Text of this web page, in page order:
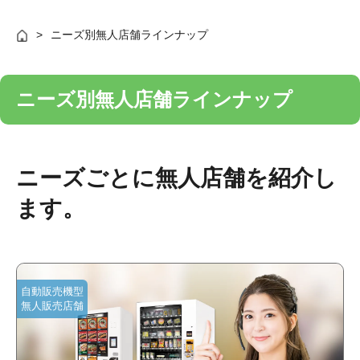
ニーズ別無人店舗ラインナップ
ニーズ別無人店舗ラインナップ
ニーズごとに無人店舗を紹介し
ます。
自動販売機型
無人販売店舗